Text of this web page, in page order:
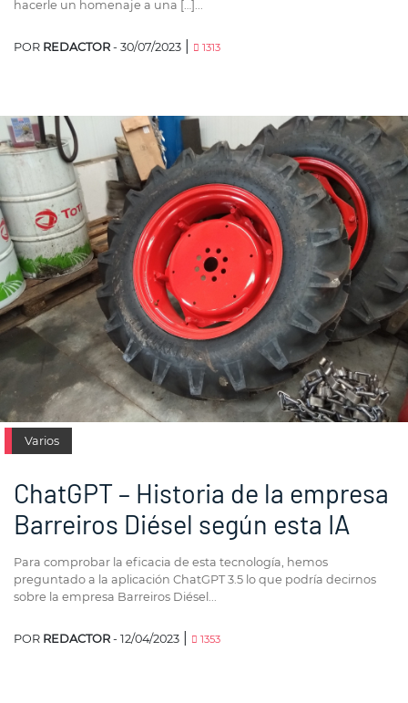
hacerle un homenaje a una […]...
POR REDACTOR - 30/07/2023 1313
Varios
ChatGPT – Historia de la empresa
Barreiros Diésel según esta IA
Para comprobar la eficacia de esta tecnología, hemos
preguntado a la aplicación ChatGPT 3.5 lo que podría decirnos
sobre la empresa Barreiros Diésel...
POR REDACTOR - 12/04/2023 1353